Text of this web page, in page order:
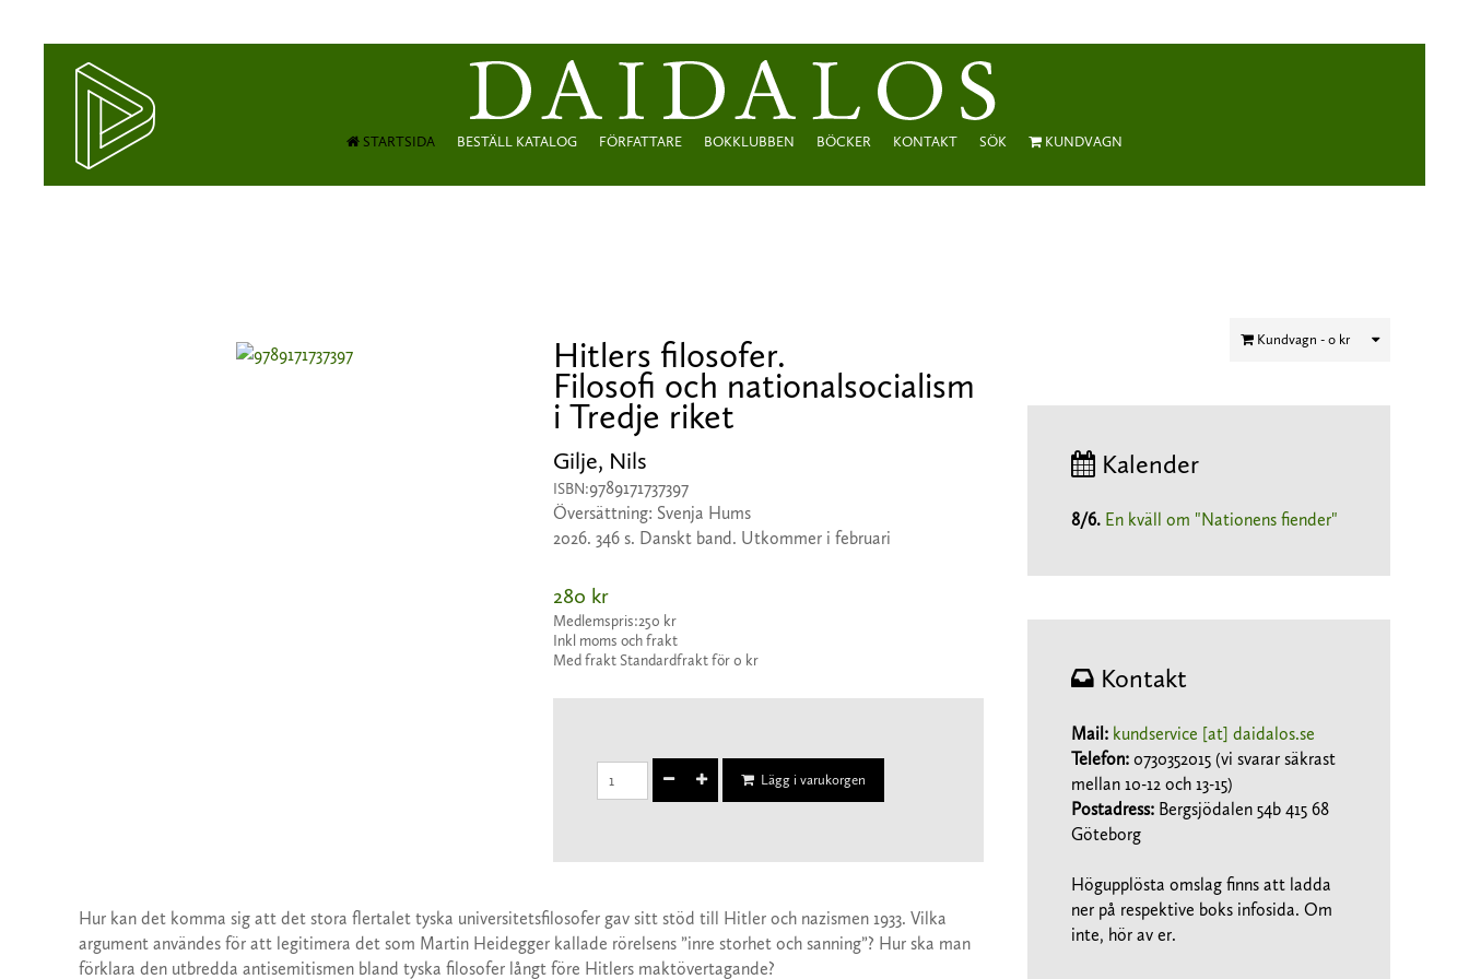
STARTSIDA BESTÄLL KATALOG FÖRFATTARE BOKKLUBBEN BÖCKER KONTAKT SÖK KUNDVAGN
Hitlers filosofer.
Filosofi och nationalsocialism
i Tredje riket
Gilje, Nils
ISBN:9789171737397
Översättning: Svenja Hums
2026. 346 s. Danskt band. Utkommer i februari
280 kr
Medlemspris:250 kr
Inkl moms och frakt
Med frakt Standardfrakt för 0 kr
Lägg i varukorgen
Hur kan det komma sig att det stora flertalet tyska universitetsfilosofer gav sitt stöd till Hitler och nazismen 1933. Vilka
argument användes för att legitimera det som Martin Heidegger kallade rörelsens ”inre storhet och sanning”? Hur ska man
förklara den utbredda antisemitismen bland tyska filosofer långt före Hitlers makt­övertagande?
Kundvagn - 0 kr
Kalender
8/6. En kväll om "Nationens fiender"
Kontakt
Mail: kundservice [at] daidalos.se
Telefon: 0730352015 (vi svarar säkrast
mellan 10-12 och 13-15)
Postadress: Bergsjödalen 54b 415 68
Göteborg
Högupplösta omslag finns att ladda
ner på respektive boks infosida. Om
inte, hör av er.